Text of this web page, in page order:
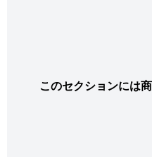
このセクションには